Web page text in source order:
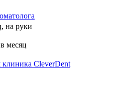
на руки
месяц
клиника CleverDent